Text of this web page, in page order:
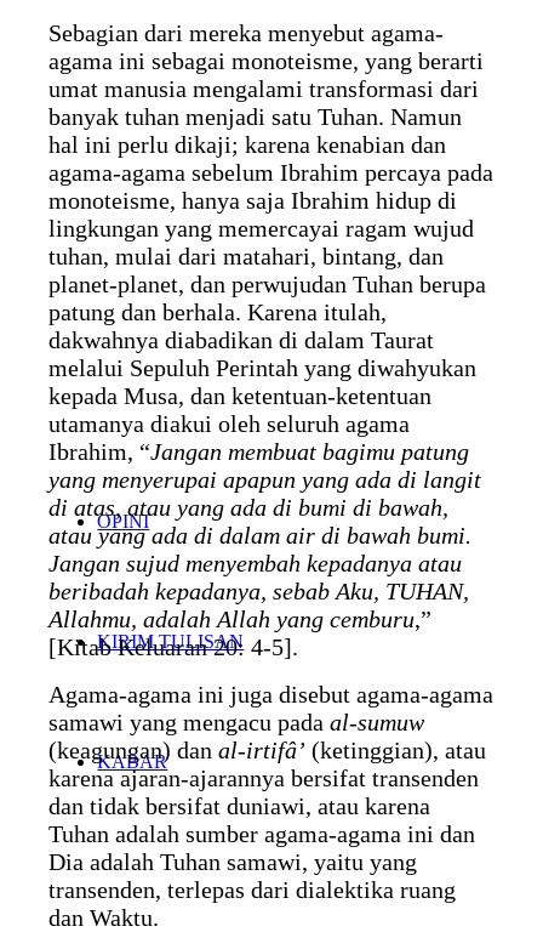
OPINI
KIRIM TULISAN
KABAR
Sebagian dari mereka menyebut agama-
agama ini sebagai monoteisme, yang berarti
umat manusia mengalami transformasi dari
banyak tuhan menjadi satu Tuhan. Namun
hal ini perlu dikaji; karena kenabian dan
agama-agama sebelum Ibrahim percaya pada
monoteisme, hanya saja Ibrahim hidup di
lingkungan yang memercayai ragam wujud
tuhan, mulai dari matahari, bintang, dan
planet-planet, dan perwujudan Tuhan berupa
patung dan berhala. Karena itulah,
dakwahnya diabadikan di dalam Taurat
melalui Sepuluh Perintah yang diwahyukan
kepada Musa, dan ketentuan-ketentuan
utamanya diakui oleh seluruh agama
Ibrahim, “Jangan membuat bagimu patung
yang menyerupai apapun yang ada di langit
di atas, atau yang ada di bumi di bawah,
atau yang ada di dalam air di bawah bumi.
Jangan sujud menyembah kepadanya atau
beribadah kepadanya, sebab Aku, TUHAN,
Allahmu, adalah Allah yang cemburu,”
[Kitab Keluaran 20: 4-5].
Agama-agama ini juga disebut agama-agama
samawi yang mengacu padaal-sumuw
(keagungan) danal-irtifâ’ (ketinggian), atau
karena ajaran-ajarannya bersifat transenden
dan tidak bersifat duniawi, atau karena
Tuhan adalah sumber agama-agama ini dan
Dia adalah Tuhan samawi, yaitu yang
transenden, terlepas dari dialektika ruang
dan Waktu.